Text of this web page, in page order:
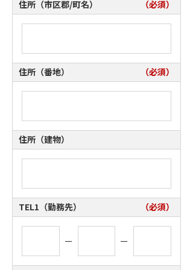
住所（市区郡/町名） （必須）
住所（番地） （必須）
住所（建物）
TEL1（勤務先） （必須）
ー ー